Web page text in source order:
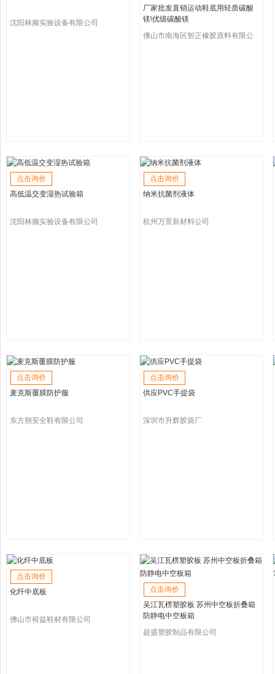
沈阳林频实验设备有限公司
厂家批发直销运动鞋底用轻质碳酸
镁\优级碳酸镁
佛山市南海区智正橡胶原料有限公
点击询价
高低温交变湿热试验箱
沈阳林频实验设备有限公司
点击询价
纳米抗菌剂液体
杭州万景新材料公司
点击询价
麦克斯覆膜防护服
东方朔安全鞋有限公司
点击询价
供应PVC手提袋
深圳市升辉胶袋厂
点击询价
化纤中底板
佛山市裕益鞋材有限公司
点击询价
吴江瓦楞塑胶板 苏州中空板折叠箱
防静电中空板箱
超盛塑胶制品有限公司